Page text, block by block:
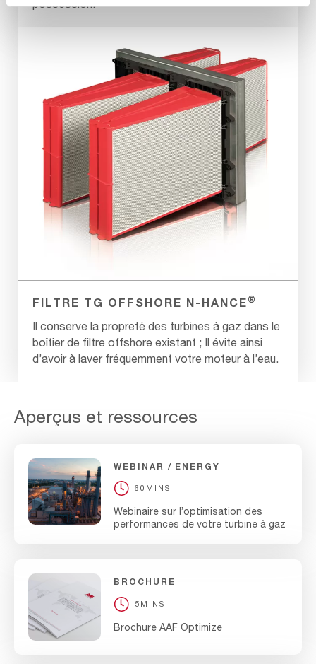
possession.
FILTRE TG OFFSHORE N-HANCE ®
Il conserve la propreté des turbines à gaz dans le
boîtier de filtre offshore existant ; Il évite ainsi
d’avoir à laver fréquemment votre moteur à l’eau.
Aperçus et ressources
WEBINAR ENERGY
60MINS
Webinaire sur l’optimisation des
performances de votre turbine à gaz
BROCHURE
5MINS
Brochure AAF Optimize